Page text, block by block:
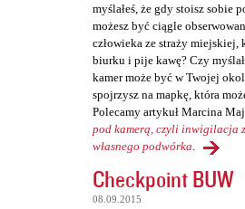
myślałeś, że gdy stoisz sobie
możesz być ciągle
człowieka ze straży miejskiej,
biurku i pije kawę? Czy
kamer może być w Twojej
spojrzysz na mapkę, która
Polecamy artykuł Marcina
pod kamerą, czyli inwigilacja
własnego podwórka.
Checkpoint BUW
08.09.2015